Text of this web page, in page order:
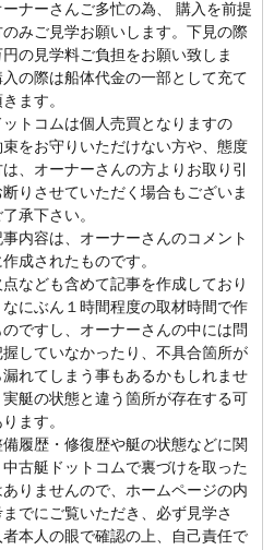
ーナーさんご多忙の為、 購入を前提
のみご見学お願いします。下見の際
の見学料ご負担をお願い致しま
の際は船体代金の一部として充て
ます。
トコムは個人売買となりますの
束をお守りいただけない方や、態度
、オーナーさんの方よりお取り引
断りさせていただく場合もございま
承下さい。
内容は、オーナーさんのコメント
成されたものです。
なども含めて記事を作成しており
なにぶん１時間程度の取材時間で作
のですし、オーナーさんの中には問
握していなかったり、不具合箇所が
漏れてしまう事もあるかもしれませ
実艇の状態と違う箇所が存在する可
ます。
備履歴・修復歴や艇の状態などに関
中古艇ドットコムで裏づけを取った
ありませんので、ホームページの内
でにご覧いただき、必ず見学さ
本人の眼で確認の上、自己責任で